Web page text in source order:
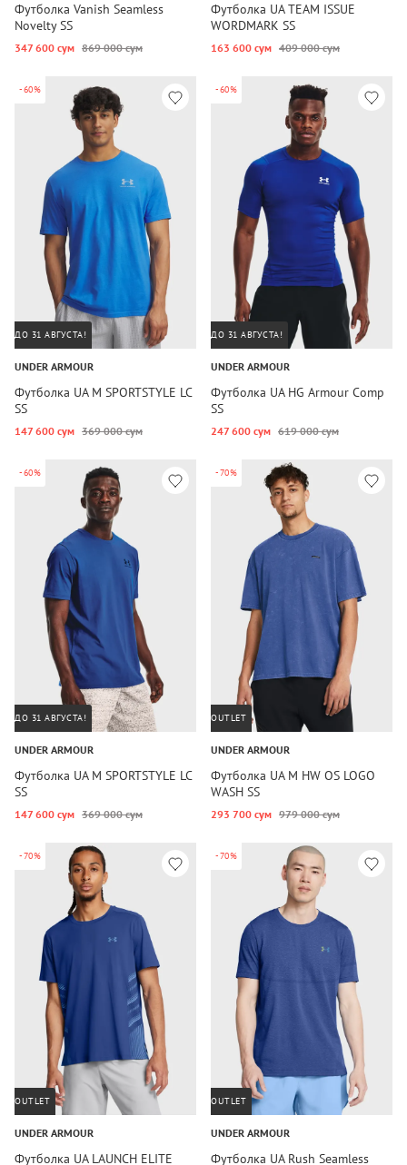
Футболка Vanish Seamless
Novelty SS
347 600 сум 869 000 сум
Футболка UA TEAM ISSUE
WORDMARK SS
163 600 сум 409 000 сум
-60%
ДО 31 АВГУСТА!
UNDER ARMOUR
Футболка UA M SPORTSTYLE LC
SS
147 600 сум 369 000 сум
-60%
ДО 31 АВГУСТА!
UNDER ARMOUR
Футболка UA HG Armour Comp
SS
247 600 сум 619 000 сум
-60%
ДО 31 АВГУСТА!
UNDER ARMOUR
Футболка UA M SPORTSTYLE LC
SS
147 600 сум 369 000 сум
-70%
OUTLET
UNDER ARMOUR
Футболка UA M HW OS LOGO
WASH SS
293 700 сум 979 000 сум
-70%
OUTLET
UNDER ARMOUR
Футболка UA LAUNCH ELITE
-70%
OUTLET
UNDER ARMOUR
Футболка UA Rush Seamless